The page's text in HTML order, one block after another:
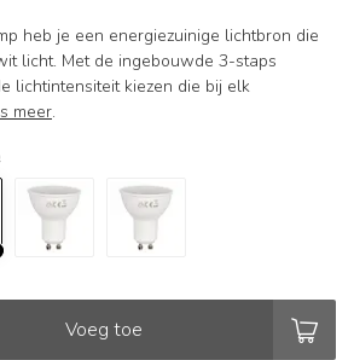
heb je een energiezuinige lichtbron die
licht. Met de ingebouwde 3-staps
lichtintensiteit kiezen die bij elk
meer.
Voeg toe